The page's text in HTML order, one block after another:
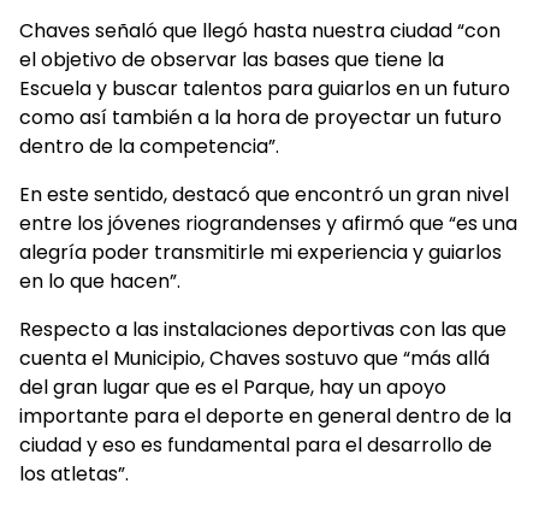
Chaves señaló que llegó hasta nuestra ciudad “con
el objetivo de observar las bases que tiene la
Escuela y buscar talentos para guiarlos en un futuro
como así también a la hora de proyectar un futuro
dentro de la competencia”.
En este sentido, destacó que encontró un gran nivel
entre los jóvenes riograndenses y afirmó que “es una
alegría poder transmitirle mi experiencia y guiarlos
en lo que hacen”.
Respecto a las instalaciones deportivas con las que
cuenta el Municipio, Chaves sostuvo que “más allá
del gran lugar que es el Parque, hay un apoyo
importante para el deporte en general dentro de la
ciudad y eso es fundamental para el desarrollo de
los atletas”.